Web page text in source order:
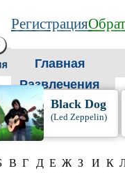
Регистрация
Главная
Развлечения
Black Dog
(Led Zeppelin)
В Г Д Е Ж З И К